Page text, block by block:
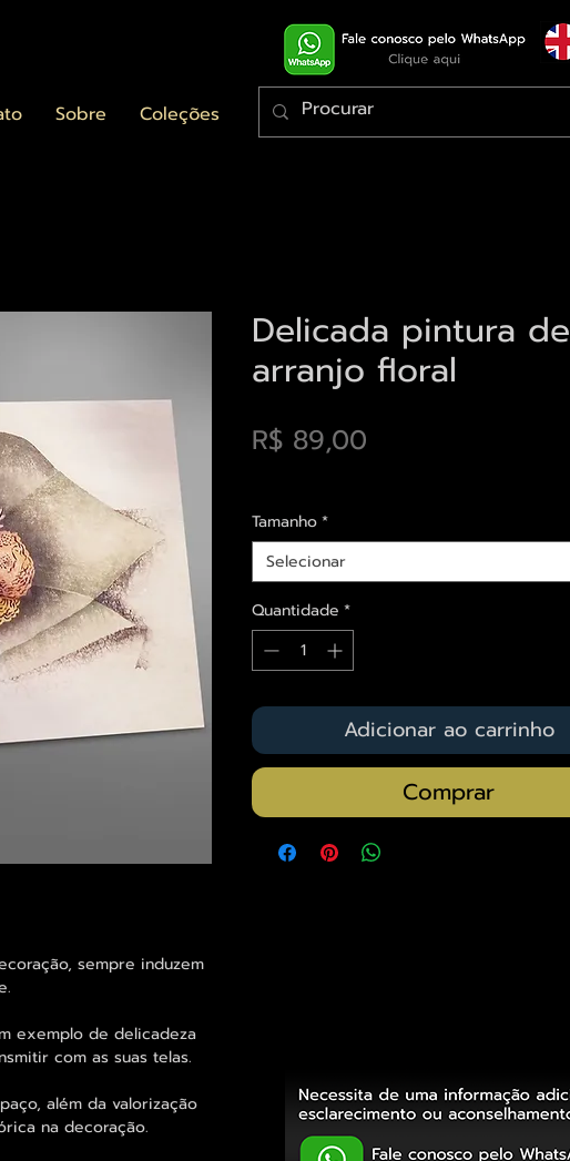
Sobre Coleções
sempre induzem
exemplo de delicadeza
com as suas telas.
além da valorização
na decoração.
Delicada pintura de
arranjo floral
R$ 89,00
Tamanho*
Selecionar
Quantidade *
Adicionar ao carrinho
Comprar